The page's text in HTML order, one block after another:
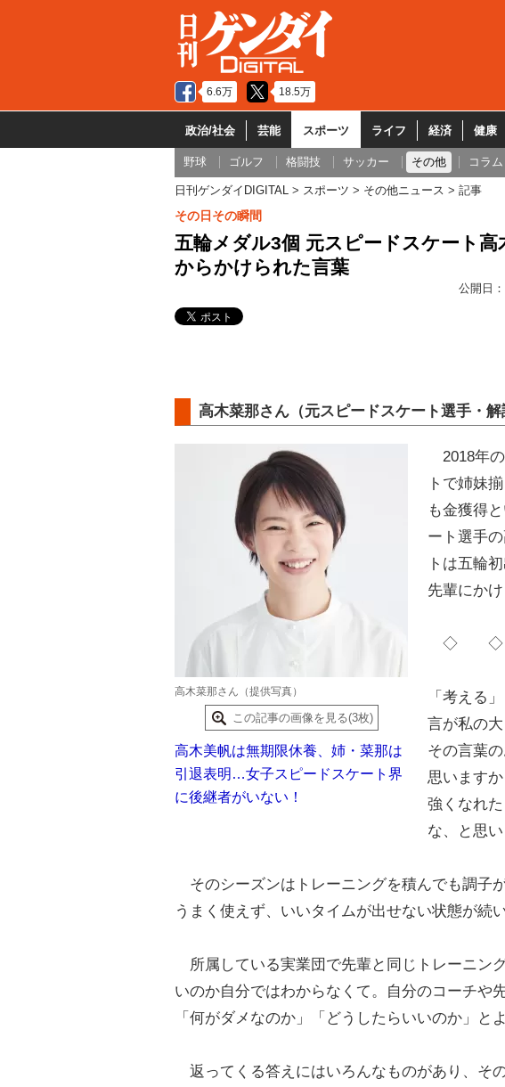
6.6万 18.5万
政治/社会 芸能 スポーツ ライフ 経済 健康
野球 ゴルフ 格闘技 サッカー その他 コラム
日刊ゲンダイDIGITAL スポーツ その他ニュース 記事
その日その瞬間
五輪メダル3個 元スピードスケート高
からかけられた言葉
公開日：
高木菜那さん（元スピードスケート選手・解
高木菜那さん（提供写真）
この記事の画像を見る(3枚)
高木美帆は無期限休養、姉・菜那は
引退表明…女子スピードスケート界
に後継者がいない！
2018年の
トで姉妹
も金獲得
ート選手
トは五輪
先輩にか
◇
「考える
言が私の
その言葉
思います
強くなれ
な、と思い
そのシーズンはトレーニングを積んでも調子
うまく使えず、いいタイムが出せない状態が続
所属している実業団で先輩と同じトレーニン
いのか自分ではわからなくて。自分のコーチや
「何がダメなのか」「どうしたらいいのか」と
返ってくる答えにはいろんなものがあり、そ